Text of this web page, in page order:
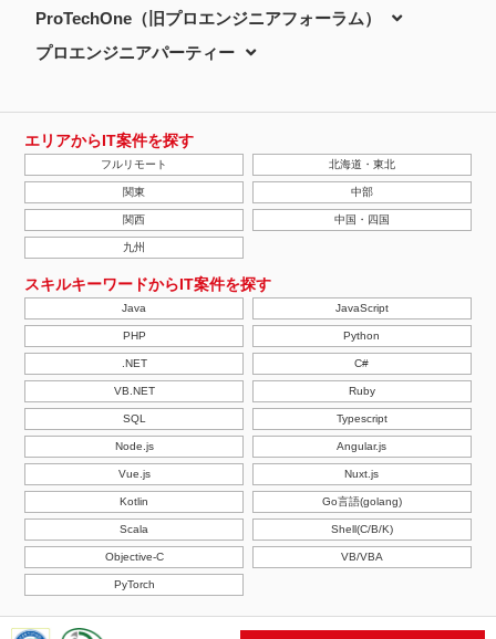
ProTechOne（旧プロエンジニアフォーラム）
プロエンジニアパーティー
エリアからIT案件を探す
フルリモート 北海道・東北
関東 中部
関西 中国・四国
九州
スキルキーワードからIT案件を探す
Java JavaScript
PHP Python
.NET C#
VB.NET Ruby
SQL Typescript
Node.js Angular.js
Vue.js Nuxt.js
Kotlin Go言語(golang)
Scala Shell(C/B/K)
Objective-C VB/VBA
PyTorch